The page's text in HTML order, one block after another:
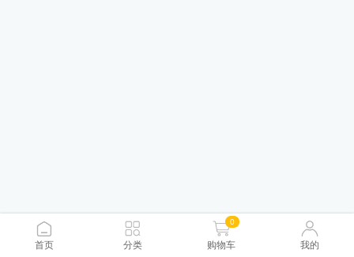
首页 分类
0
购物车 我的